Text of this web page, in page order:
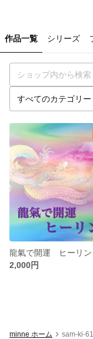
作品一覧 シリーズ
龍氣で開運 ヒーリン
2,000円
minne ホーム sam-ki-